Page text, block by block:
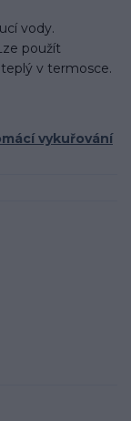
vody.
použít
v termosce.
vykuřování